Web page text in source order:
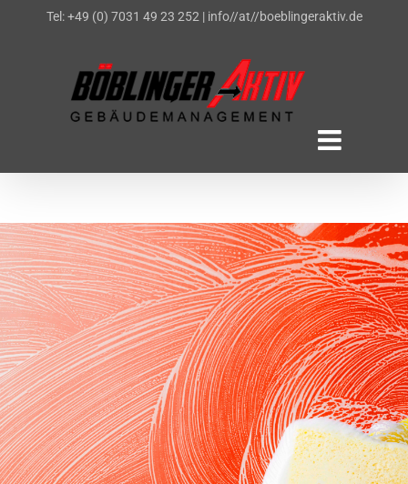
Tel: +49 (0) 7031 49 23 252| info//at//boeblingeraktiv.de